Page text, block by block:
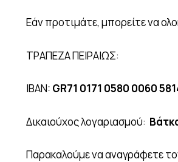
Εάν προτιμάτε, μπορείτε να
ΤΡΑΠΕΖΑ ΠΕΙΡΑΙΩΣ:
IBAN: GR71 0171 0580 0060
Δικαιούχος λογαριασμού:
Παρακαλούμε να αναγράφετε